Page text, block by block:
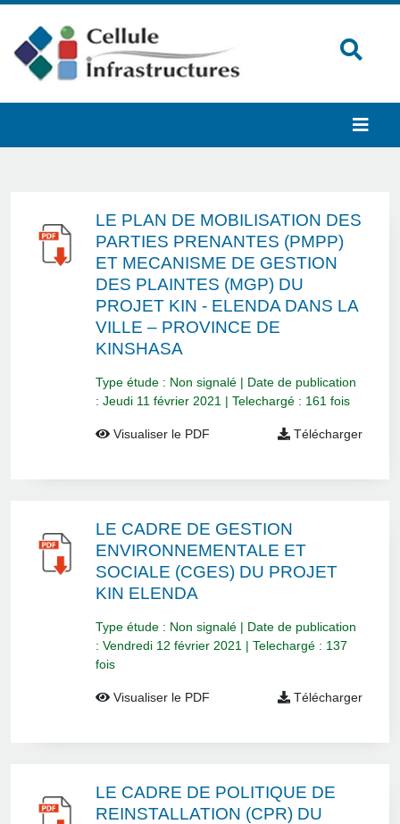
LE PLAN DE MOBILISATION DES
PARTIES PRENANTES (PMPP)
ET MECANISME DE GESTION
DES PLAINTES (MGP) DU
PROJET KIN - ELENDA DANS LA
VILLE – PROVINCE DE
KINSHASA
Type étude : Non signalé | Date de publication
: Jeudi 11 février 2021 | Telechargé : 161 fois
Visualiser le PDF Télécharger
LE CADRE DE GESTION
ENVIRONNEMENTALE ET
SOCIALE (CGES) DU PROJET
KIN ELENDA
Type étude : Non signalé | Date de publication
: Vendredi 12 février 2021 | Telechargé : 137
fois
Visualiser le PDF Télécharger
LE CADRE DE POLITIQUE DE
REINSTALLATION (CPR) DU